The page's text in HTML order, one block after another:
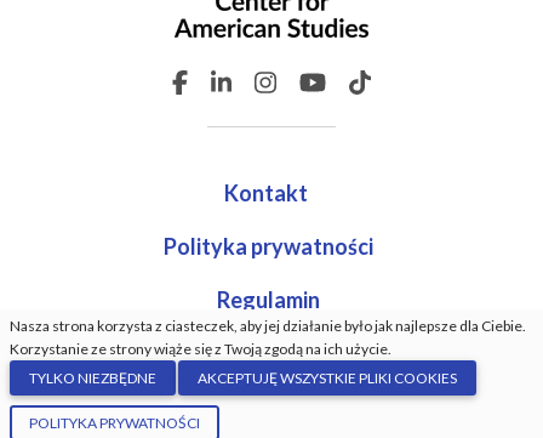
Kontakt
Polityka prywatności
Regulamin
© Center For American Studies. Wszystkie prawa
zastrzeżone. Wykonanie:
Nasza strona korzysta z ciasteczek, aby jej działanie było jak najlepsze dla Ciebie.
Korzystanie ze strony wiąże się z Twoją zgodą na ich użycie.
TYLKO NIEZBĘDNE
AKCEPTUJĘ WSZYSTKIE PLIKI COOKIES
POLITYKA PRYWATNOŚCI